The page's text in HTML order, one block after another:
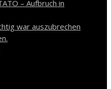
– Aufbruch in
war auszubrechen